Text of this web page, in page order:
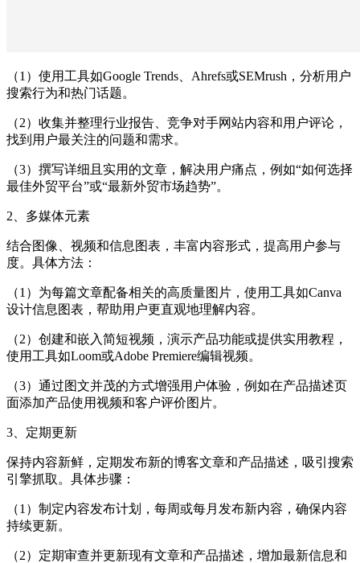
（1）使用工具如Google Trends、Ahrefs或SEMrush，分析用户
搜索行为和热门话题。
（2）收集并整理行业报告、竞争对手网站内容和用户评论，
找到用户最关注的问题和需求。
（3）撰写详细且实用的文章，解决用户痛点，例如“如何选择
最佳外贸平台”或“最新外贸市场趋势”。
2、多媒体元素
结合图像、视频和信息图表，丰富内容形式，提高用户参与
度。具体方法：
（1）为每篇文章配备相关的高质量图片，使用工具如Canva
设计信息图表，帮助用户更直观地理解内容。
（2）创建和嵌入简短视频，演示产品功能或提供实用教程，
使用工具如Loom或Adobe Premiere编辑视频。
（3）通过图文并茂的方式增强用户体验，例如在产品描述页
面添加产品使用视频和客户评价图片。
3、定期更新
保持内容新鲜，定期发布新的博客文章和产品描述，吸引搜索
引擎抓取。具体步骤：
（1）制定内容发布计划，每周或每月发布新内容，确保内容
持续更新。
（2）定期审查并更新现有文章和产品描述，增加最新信息和